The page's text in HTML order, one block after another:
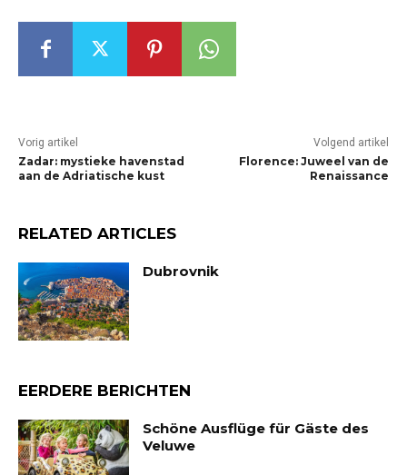
Vorig artikel
Zadar: mystieke havenstad
aan de Adriatische kust
Volgend artikel
Florence: Juweel van de
Renaissance
RELATED ARTICLES
Dubrovnik
EERDERE BERICHTEN
Schöne Ausflüge für Gäste des
Veluwe